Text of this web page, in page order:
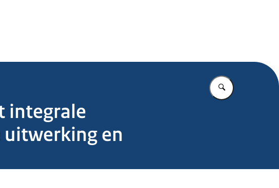
Vul in wat u
integrale
en